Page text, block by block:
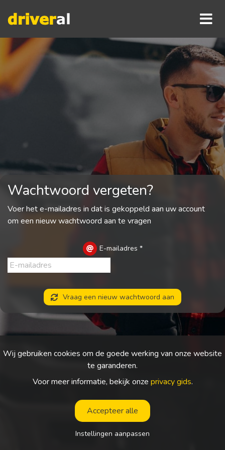
Wachtwoord vergeten?
Voer het e-mailadres in dat is gekoppeld aan uw account
om een nieuw wachtwoord aan te vragen
E-mailadres *
Vraag een nieuw wachtwoord aan
Wij gebruiken cookies om de goede werking van onze website
te garanderen.
Voor meer informatie, bekijk onze privacy gids.
Accepteer alle
Instellingen aanpassen